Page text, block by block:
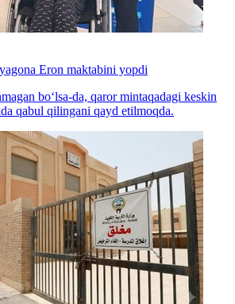
Eron maktabini yopdi
bo‘lsa-da, qaror mintaqadagi keskin
qabul qilingani qayd etilmoqda.